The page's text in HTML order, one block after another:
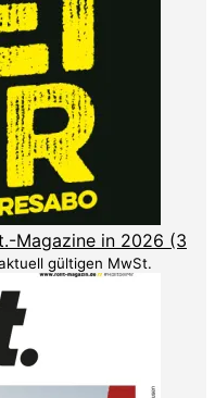
Magazine in 2026 (3
gültigen MwSt.